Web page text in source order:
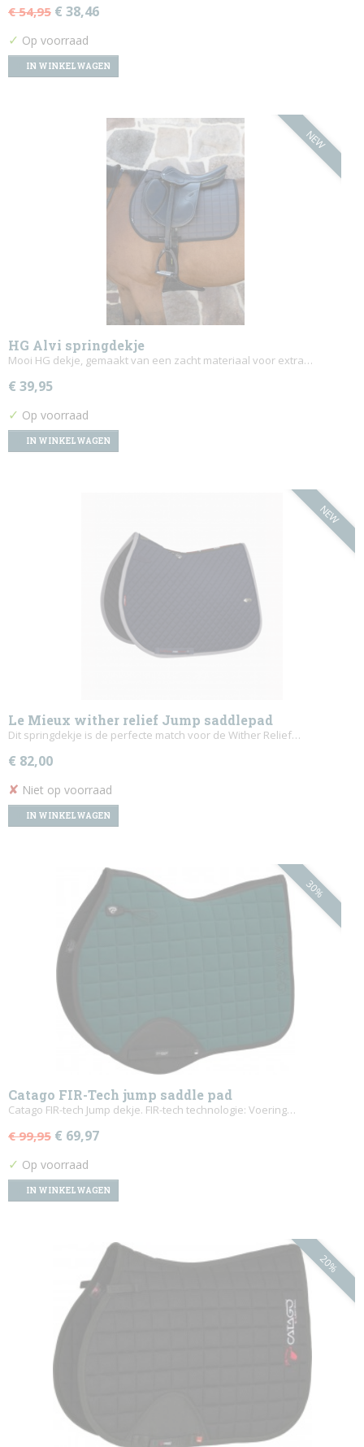
€ 54,95 € 38,46
✓ Op voorraad
IN WINKELWAGEN
NEW
HG Alvi springdekje
Mooi HG dekje, gemaakt van een zacht materiaal voor extra…
€ 39,95
✓ Op voorraad
IN WINKELWAGEN
NEW
Le Mieux wither relief Jump saddlepad
Dit springdekje is de perfecte match voor de Wither Relief…
€ 82,00
✘ Niet op voorraad
IN WINKELWAGEN
30%
Catago FIR-Tech jump saddle pad
Catago FIR-tech Jump dekje. FIR-tech technologie: Voering…
€ 99,95 € 69,97
✓ Op voorraad
IN WINKELWAGEN
20%